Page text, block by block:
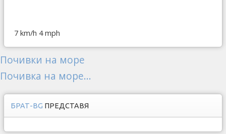
7 km/h 4 mph
Почивки на море
Почивка на море...
БРАТ-BG ПРЕДСТАВЯ